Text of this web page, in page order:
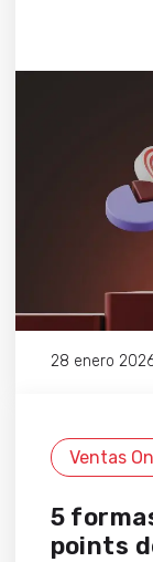
28 enero
Ventas
5
points